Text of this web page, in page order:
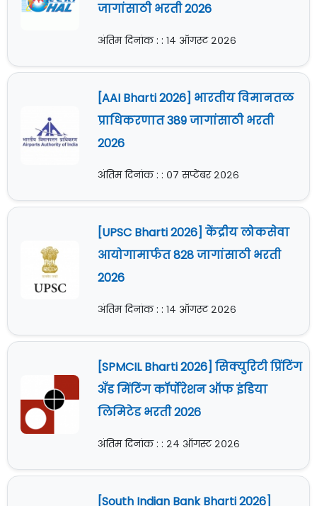
जागांसाठी भरती 2026
अंतिम दिनांक : : १४ ऑगस्ट २०२६
[AAI Bharti 2026] भारतीय विमानतळ
प्राधिकरणात 389 जागांसाठी भरती
2026
अंतिम दिनांक : : ०७ सप्टेंबर २०२६
[UPSC Bharti 2026] केंद्रीय लोकसेवा
आयोगामार्फत 828 जागांसाठी भरती
2026
अंतिम दिनांक : : १४ ऑगस्ट २०२६
[SPMCIL Bharti 2026] सिक्युरिटी प्रिंटिंग
अँड मिंटिंग कॉर्पोरेशन ऑफ इंडिया
लिमिटेड भरती 2026
अंतिम दिनांक : : २४ ऑगस्ट २०२६
[South Indian Bank Bharti 2026]